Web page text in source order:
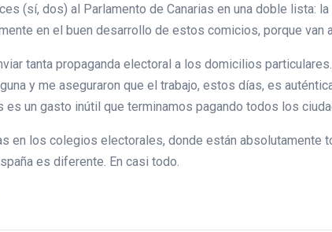
(sí, dos) al Parlamento de Canarias en una doble lista:
en el buen desarrollo de estos comicios, porque van
tanta propaganda electoral a los domicilios
y me aseguraron que el trabajo, estos días, es
un gasto inútil que terminamos pagando todos los
en los colegios electorales, donde están absolutamente
es diferente. En casi todo.